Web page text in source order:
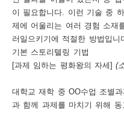
이 필요합니다. 이런 기술 중
제에 어울리는 여러 경험 소재
러일으키기에 적절한 방법입니
기본 스토리텔링 기법
[과제 임하는 평화왕의 자세](
대학교 재학 중 OO수업 조별
과 함께 과제를 마치기 위해 동